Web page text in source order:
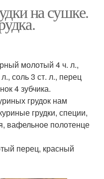
на сушке.
молотый 4 ч. л.,
соль 3 ст. л., перец
4 зубчика.
грудок нам
грудки, специи,
вафельное полотенце
перец, красный